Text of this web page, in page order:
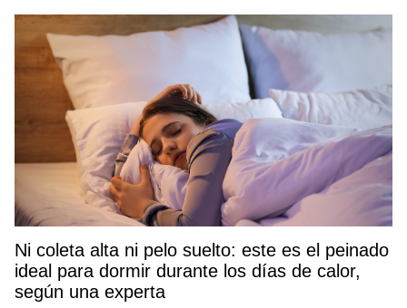
Ni coleta alta ni pelo suelto: este es el peinado
ideal para dormir durante los días de calor,
según una experta